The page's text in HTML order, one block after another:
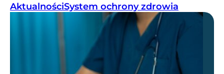
AktualnościSystem ochrony zdrowia